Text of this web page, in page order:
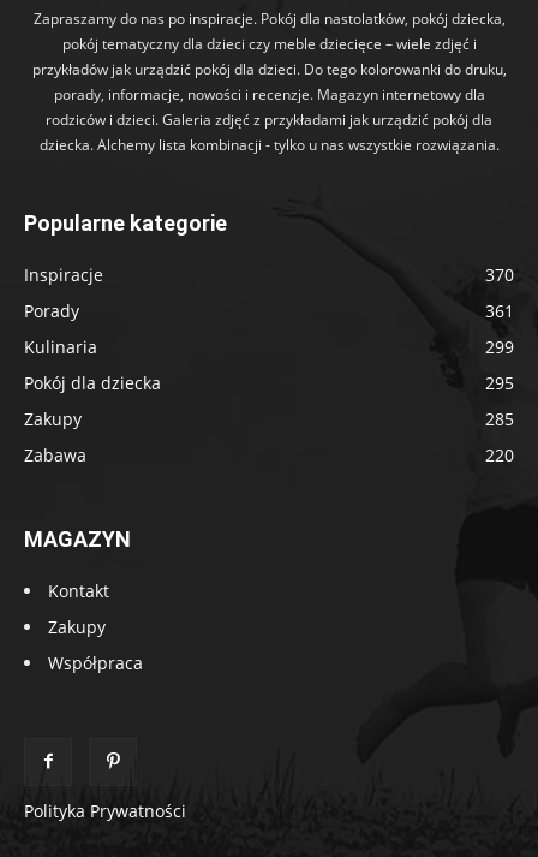
Zapraszamy do nas po inspiracje. Pokój dla nastolatków, pokój dziecka,
pokój tematyczny dla dzieci czy meble dziecięce – wiele zdjęć i
przykładów jak urządzić pokój dla dzieci. Do tego kolorowanki do druku,
porady, informacje, nowości i recenzje. Magazyn internetowy dla
rodziców i dzieci. Galeria zdjęć z przykładami jak urządzić pokój dla
dziecka. Alchemy lista kombinacji - tylko u nas wszystkie rozwiązania.
Popularne kategorie
Inspiracje
370
Porady
361
Kulinaria
299
Pokój dla dziecka
295
Zakupy
285
Zabawa
220
MAGAZYN
Kontakt
Zakupy
Współpraca
Polityka Prywatności